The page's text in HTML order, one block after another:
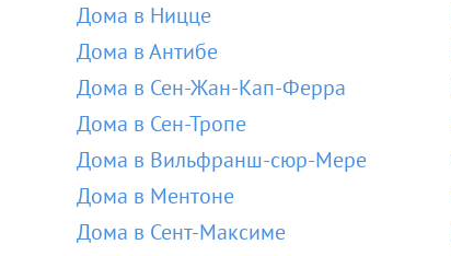
Дома в Ницце
Дома в Антибе
Дома в Сен-Жан-Кап-Ферра
Дома в Сен-Тропе
Дома в Вильфранш-сюр-Мере
Дома в Ментоне
Дома в Сент-Максиме